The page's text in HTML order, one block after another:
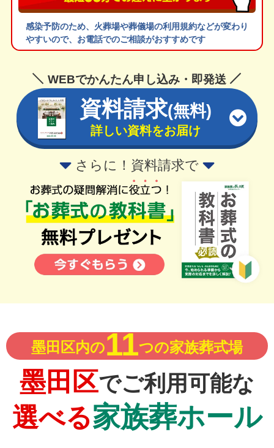
感染予防のため、火葬場や葬儀場の利用規約などが変わり
やすいので、お電話でのご相談がおすすめです
WEBでかんたん申し込み・即発送
資料請求(無料)
詳しい資料をお届け
さらに！資料請求で
墨田区内の11つの家族葬式場
墨田区でご利用可能な
選べる家族葬ホール